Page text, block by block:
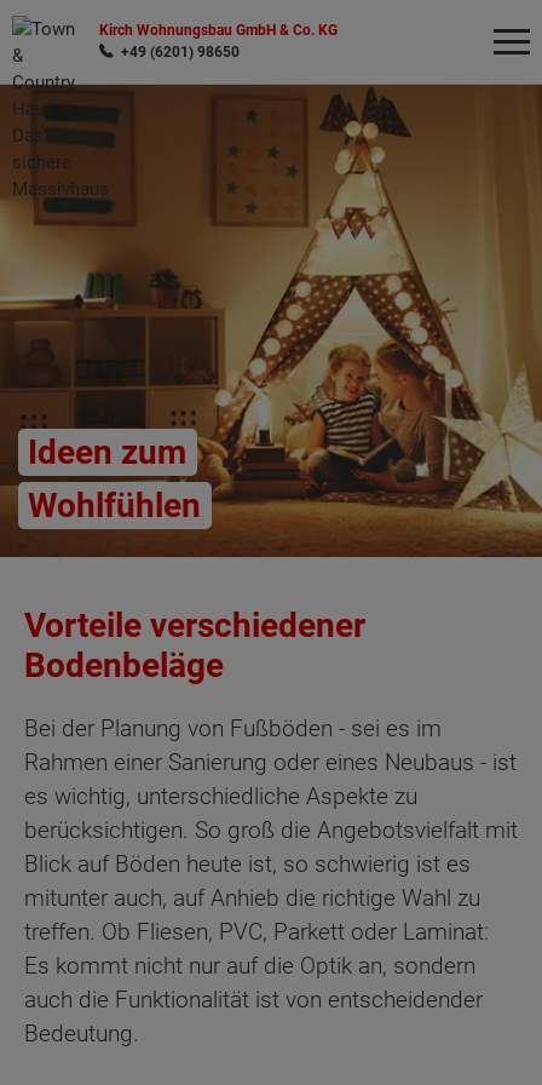
Kirch Wohnungsbau GmbH & Co. KG
+49 (6201) 98650
Ideen zum
Wohlfühlen
Vorteile verschiedener
Bodenbeläge
Bei der Planung von Fußböden - sei es im
Rahmen einer Sanierung oder eines Neubaus - ist
es wichtig, unterschiedliche Aspekte zu
berücksichtigen. So groß die Angebotsvielfalt mit
Blick auf Böden heute ist, so schwierig ist es
mitunter auch, auf Anhieb die richtige Wahl zu
treffen. Ob Fliesen, PVC, Parkett oder Laminat:
Es kommt nicht nur auf die Optik an, sondern
auch die Funktionalität ist von entscheidender
Bedeutung.
Wonach möchten Sie suchen?